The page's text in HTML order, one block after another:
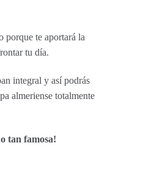
porque te aportará la
tu día.
integral y así podrás
almeriense totalmente
tan famosa!